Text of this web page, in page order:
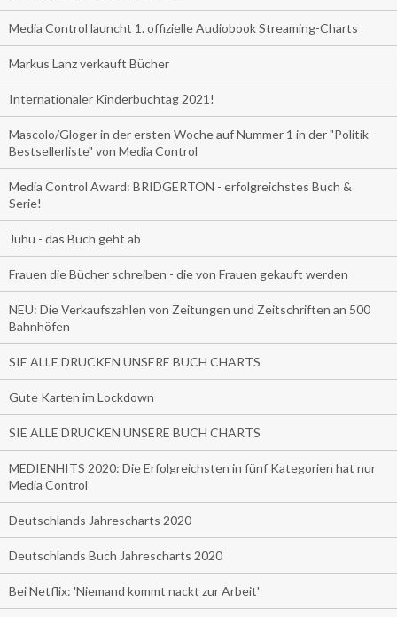
Media Control launcht 1. offizielle Audiobook Streaming-Charts
Markus Lanz verkauft Bücher
Internationaler Kinderbuchtag 2021!
Mascolo/Gloger in der ersten Woche auf Nummer 1 in der "Politik-
Bestsellerliste" von Media Control
Media Control Award: BRIDGERTON - erfolgreichstes Buch &
Serie!
Juhu - das Buch geht ab
Frauen die Bücher schreiben - die von Frauen gekauft werden
NEU: Die Verkaufszahlen von Zeitungen und Zeitschriften an 500
Bahnhöfen
SIE ALLE DRUCKEN UNSERE BUCH CHARTS
Gute Karten im Lockdown
SIE ALLE DRUCKEN UNSERE BUCH CHARTS
MEDIENHITS 2020: Die Erfolgreichsten in fünf Kategorien hat nur
Media Control
Deutschlands Jahrescharts 2020
Deutschlands Buch Jahrescharts 2020
Bei Netflix: 'Niemand kommt nackt zur Arbeit'